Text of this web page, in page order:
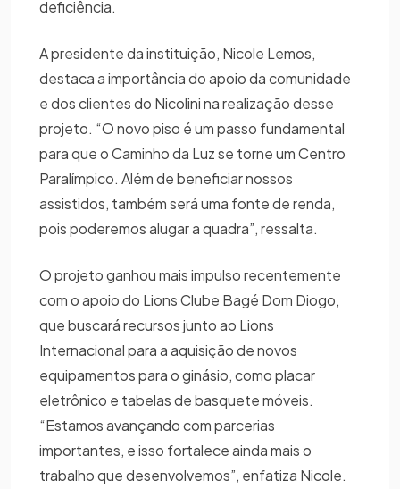
deficiência.
A presidente da instituição, Nicole Lemos,
destaca a importância do apoio da comunidade
e dos clientes do Nicolini na realização desse
projeto. “O novo piso é um passo fundamental
para que o Caminho da Luz se torne um Centro
Paralímpico. Além de beneficiar nossos
assistidos, também será uma fonte de renda,
pois poderemos alugar a quadra”, ressalta.
O projeto ganhou mais impulso recentemente
com o apoio do Lions Clube Bagé Dom Diogo,
que buscará recursos junto ao Lions
Internacional para a aquisição de novos
equipamentos para o ginásio, como placar
eletrônico e tabelas de basquete móveis.
“Estamos avançando com parcerias
importantes, e isso fortalece ainda mais o
trabalho que desenvolvemos”, enfatiza Nicole.